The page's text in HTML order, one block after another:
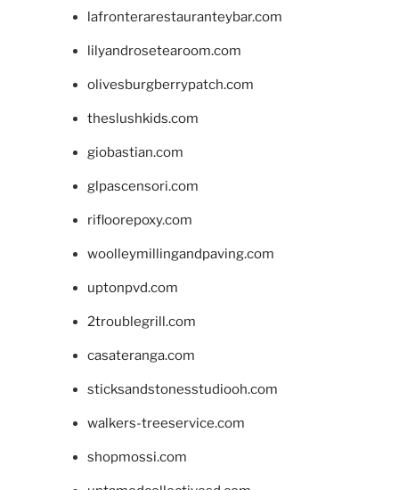
lafronterarestauranteybar.com
lilyandrosetearoom.com
olivesburgberrypatch.com
theslushkids.com
giobastian.com
glpascensori.com
rifloorepoxy.com
woolleymillingandpaving.com
uptonpvd.com
2troublegrill.com
casateranga.com
sticksandstonesstudiooh.com
walkers-treeservice.com
shopmossi.com